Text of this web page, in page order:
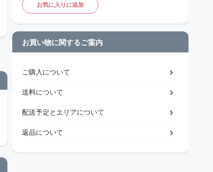
お気に入りに追加
お買い物に関するご案内
ご購入について
送料について
配送予定とエリアについて
返品について